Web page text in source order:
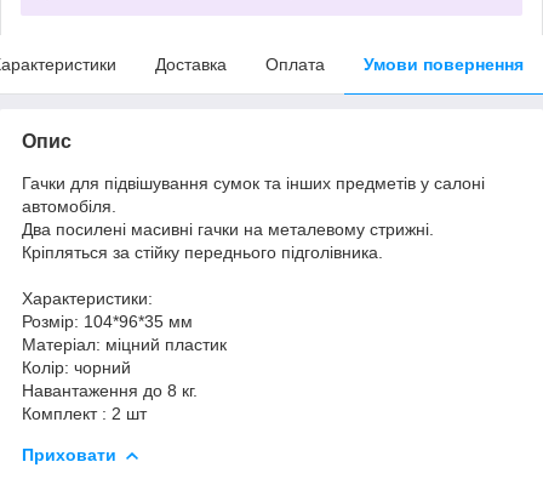
Доставка Оплата Умови повернення
Опис
Гачки для підвішування сумок та інших предметів у салоні
автомобіля.
Два посилені масивні гачки на металевому стрижні.
Кріпляться за стійку переднього підголівника.
Характеристики:
Розмір: 104*96*35 мм
Матеріал: міцний пластик
Колір: чорний
Навантаження до 8 кг.
Комплект : 2 шт
Приховати